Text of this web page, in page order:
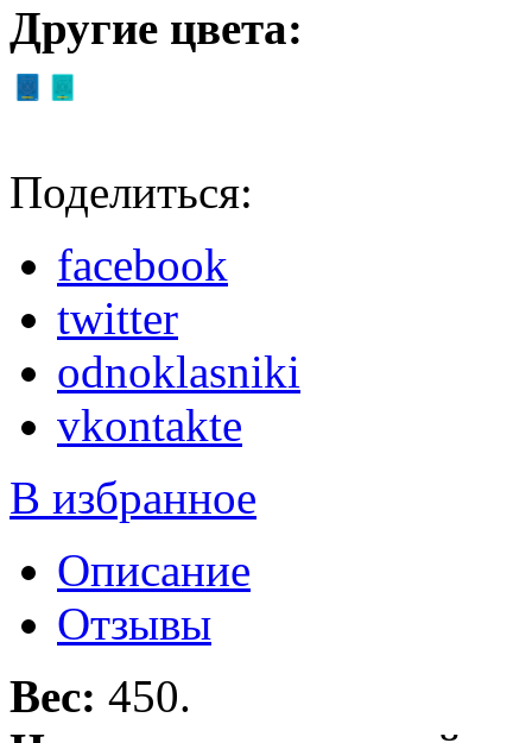
Другие цвета:
Поделиться:
facebook
twitter
odnoklasniki
vkontakte
В избранное
Описание
Отзывы
Вес: 450.